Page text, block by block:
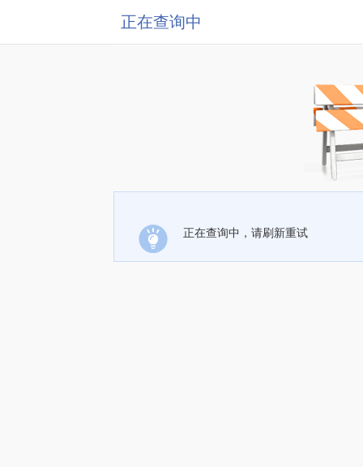
正在查询中
正在查询中，请刷新重试